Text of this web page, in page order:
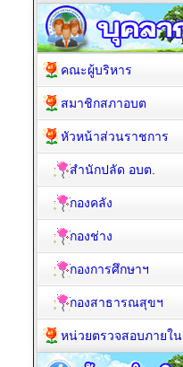
คณะผู้บริหาร
สมาชิกสภาอบต
หัวหน้าส่วนราชการ
สำนักปลัด อบต.
กองคลัง
กองช่าง
กองการศึกษาฯ
กองสาธารณสุขฯ
หน่วยตรวจสอบภายใน